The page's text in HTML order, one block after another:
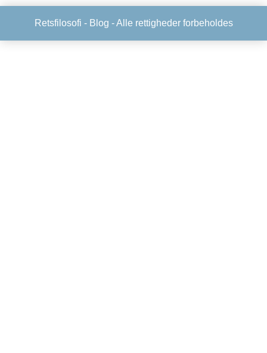
Retsfilosofi - Blog - Alle rettigheder forbeholdes